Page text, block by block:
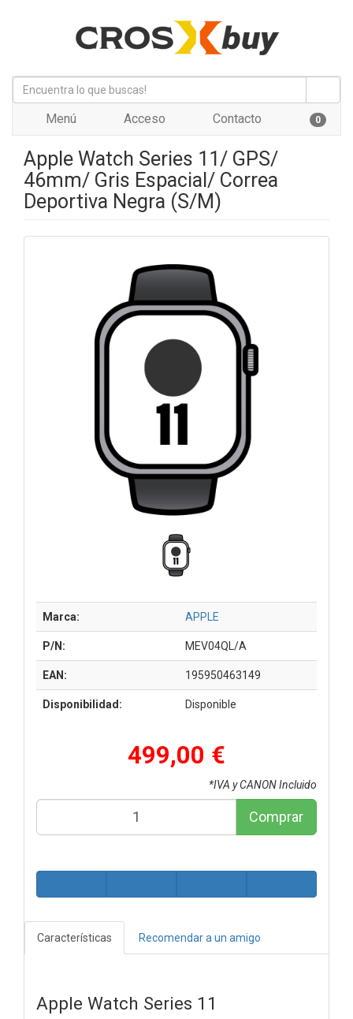
Menú Acceso Contacto 0
Apple Watch Series 11/ GPS/
46mm/ Gris Espacial/ Correa
Deportiva Negra (S/M)
Marca: APPLE
P/N: MEV04QL/A
EAN: 195950463149
Disponibilidad: Disponible
499,00 €
*IVA y CANON Incluido
Comprar
Características Recomendar a un amigo
Apple Watch Series 11